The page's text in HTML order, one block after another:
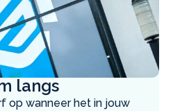
langs
op wanneer het in jouw